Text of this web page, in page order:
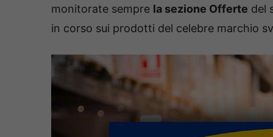
monitorate sempre la sezione Offerte del
in corso sui prodotti del celebre marchio